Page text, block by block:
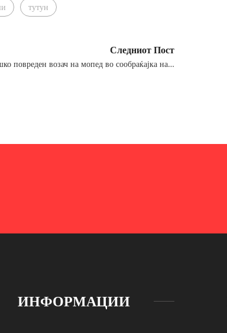
тутун
Следниот Пост
повреден возач на мопед во сообраќајка на…
ИНФОРМАЦИИ